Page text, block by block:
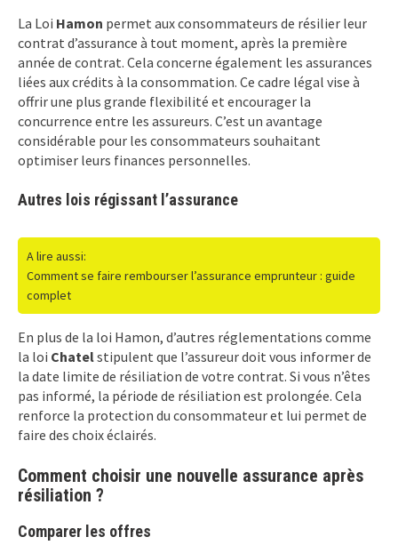
La Loi Hamon permet aux consommateurs de résilier leur
contrat d’assurance à tout moment, après la première
année de contrat. Cela concerne également les assurances
liées aux crédits à la consommation. Ce cadre légal vise à
offrir une plus grande flexibilité et encourager la
concurrence entre les assureurs. C’est un avantage
considérable pour les consommateurs souhaitant
optimiser leurs finances personnelles.
Autres lois régissant l’assurance
A lire aussi:
Comment se faire rembourser l’assurance emprunteur : guide
complet
En plus de la loi Hamon, d’autres réglementations comme
la loi Chatelstipulent que l’assureur doit vous informer de
la date limite de résiliation de votre contrat. Si vous n’êtes
pas informé, la période de résiliation est prolongée. Cela
renforce la protection du consommateur et lui permet de
faire des choix éclairés.
Comment choisir une nouvelle assurance après
résiliation ?
Comparer les offres